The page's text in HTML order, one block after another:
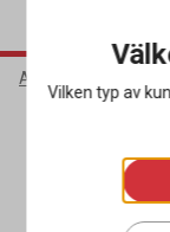
AllOffice
Vilken typ av